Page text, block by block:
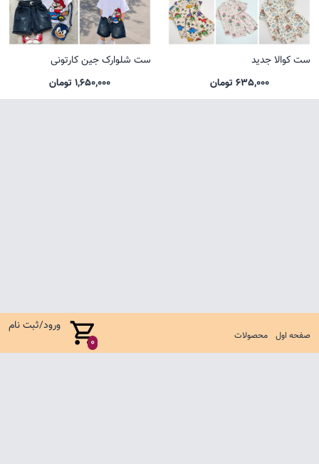
صفحه اول محصولات 0
ورود/ثبت نام
ست کوالا جدید
635,000 تومان
ست شلوارک جین کارتونی
1,650,000 تومان